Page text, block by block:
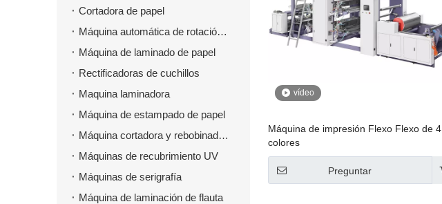
Cortadora de papel
Máquina automática de rotación de papel
Máquina de laminado de papel
Rectificadoras de cuchillos
Maquina laminadora
Máquina de estampado de papel
Máquina cortadora y rebobinadora
Máquinas de recubrimiento UV
Máquinas de serigrafía
Máquina de laminación de flauta
vídeo
Máquina de impresión Flexo Flexo de 4
colores
Preguntar